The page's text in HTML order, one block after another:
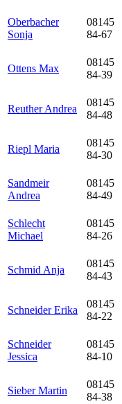
Oberbacher
Sonja
08145
84-67
Ottens Max
08145
84-39
Reuther Andrea
08145
84-48
Riepl Maria
08145
84-30
Sandmeir
Andrea
08145
84-49
Schlecht
Michael
08145
84-26
Schmid Anja
08145
84-43
Schneider Erika
08145
84-22
Schneider
Jessica
08145
84-10
Sieber Martin
08145
84-38